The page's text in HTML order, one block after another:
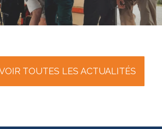
TOUTES LES ACTUALITÉS